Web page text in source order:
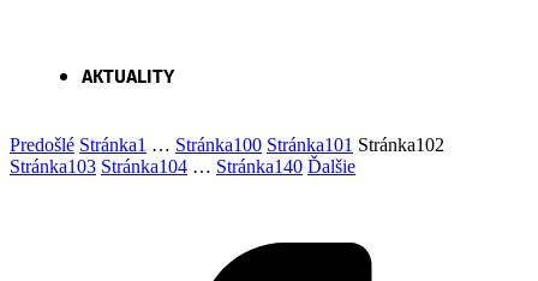
AKTUALITY
Predošlé Stránka1 … Stránka100 Stránka101 Stránka102
Stránka103 Stránka104 … Stránka140 Ďalšie